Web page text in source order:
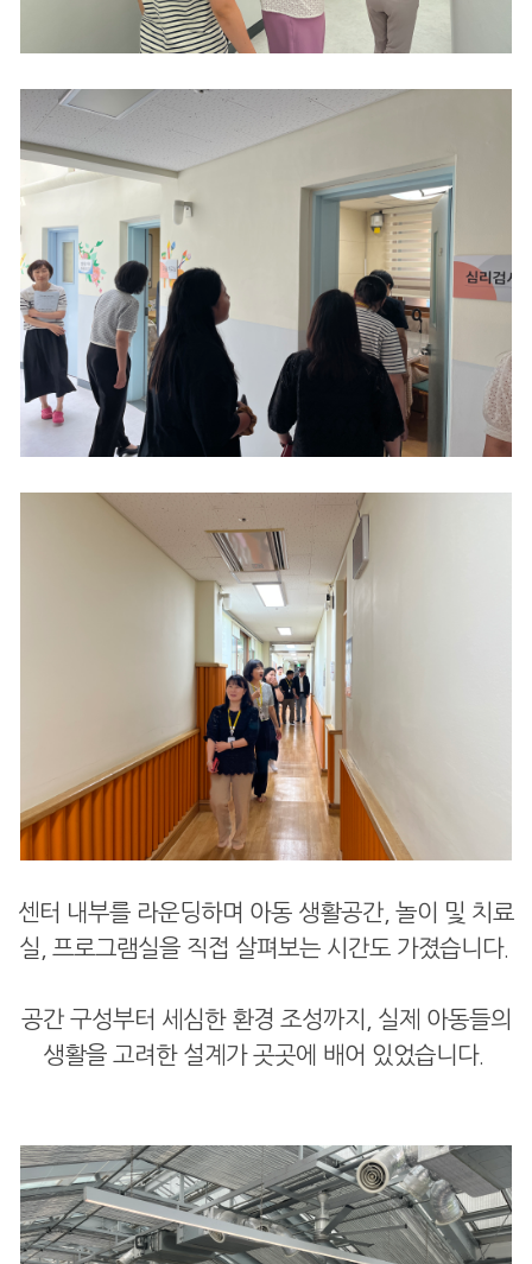
센터 내부를 라운딩하며 아동 생활공간, 놀이 및 치료
실, 프로그램실을 직접 살펴보는 시간도 가졌습니다.
공간 구성부터 세심한 환경 조성까지, 실제 아동들의
생활을 고려한 설계가 곳곳에 배어 있었습니다.